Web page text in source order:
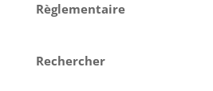
Règlementaire
Rechercher